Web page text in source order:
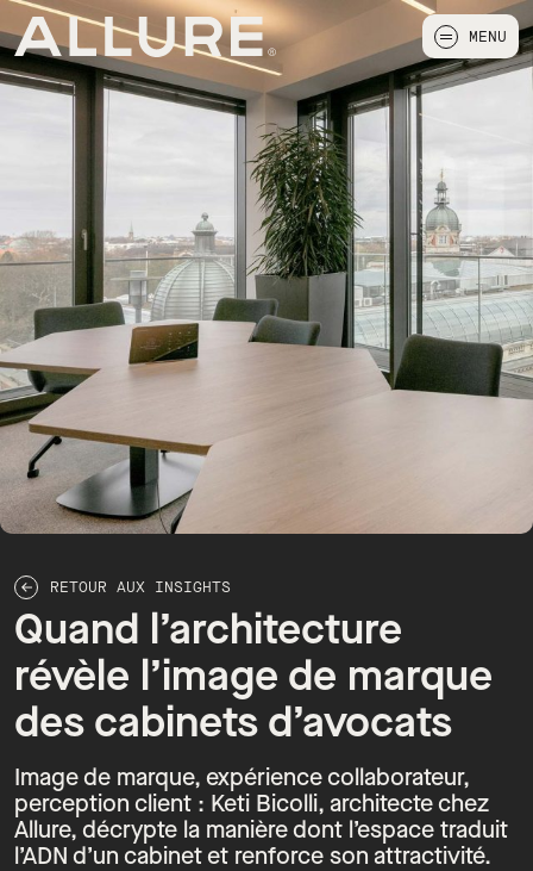
MENU
FERMER
RETOUR AUX INSIGHTS
Quand l’architecture
révèle l’image de marque
des cabinets d’avocats
Image de marque, expérience collaborateur,
perception client : Keti Bicolli, architecte chez
Allure, décrypte la manière dont l’espace traduit
l’ADN d’un cabinet et renforce son attractivité.